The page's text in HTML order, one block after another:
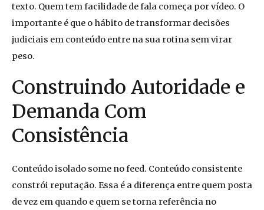
texto. Quem tem facilidade de fala começa por vídeo. O
importante é que o hábito de transformar decisões
judiciais em conteúdo entre na sua rotina sem virar
peso.
Construindo Autoridade e
Demanda Com
Consistência
Conteúdo isolado some no feed. Conteúdo consistente
constrói reputação. Essa é a diferença entre quem posta
de vez em quando e quem se torna referência no